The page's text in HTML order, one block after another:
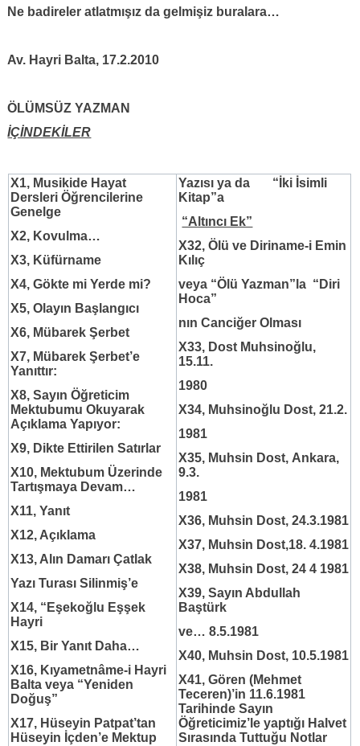
Ne badireler atlatmışız da gelmişiz buralara…
Av. Hayri Balta, 17.2.2010
ÖLÜMSÜZ YAZMAN
İÇİNDEKİLER
X1, Musikide Hayat
Dersleri Öğrencilerine
Genelge
X2, Kovulma…
X3, Küfürname
X4, Gökte mi Yerde mi?
X5, Olayın Başlangıcı
X6, Mübarek Şerbet
X7, Mübarek Şerbet’e
Yanıttır:
X8, Sayın Öğreticim
Mektubumu Okuyarak
Açıklama Yapıyor:
X9, Dikte Ettirilen Satırlar
X10, Mektubum Üzerinde
Tartışmaya Devam…
X11, Yanıt
X12, Açıklama
X13, Alın Damarı Çatlak
Yazı Turası Silinmiş’e
X14, “Eşekoğlu Eşşek
Hayri
X15, Bir Yanıt Daha…
X16, Kıyametnâme-i Hayri
Balta veya “Yeniden
Doğuş”
X17, Hüseyin Patpat’tan
Hüseyin İçden’e Mektup
Yazısı ya da “İki İsimli
Kitap”a
“Altıncı Ek”
X32, Ölü ve Diriname-i Emin
Kılıç
veya “Ölü Yazman”la “Diri
Hoca”
nın Canciğer Olması
X33, Dost Muhsinoğlu,
15.11.
1980
X34, Muhsinoğlu Dost, 21.2.
1981
X35, Muhsin Dost, Ankara,
9.3.
1981
X36, Muhsin Dost, 24.3.1981
X37, Muhsin Dost,18. 4.1981
X38, Muhsin Dost, 24 4 1981
X39, Sayın Abdullah
Baştürk
ve… 8.5.1981
X40, Muhsin Dost, 10.5.1981
X41, Gören (Mehmet
Teceren)’in 11.6.1981
Tarihinde Sayın
Öğreticimiz’le yaptığı Halvet
Sırasında Tuttuğu Notlar